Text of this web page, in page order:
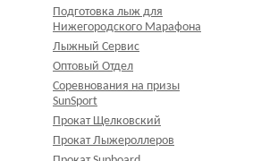
Подготовка лыж для
Нижегородского Марафона
Лыжный Сервис
Оптовый Отдел
Соревнования на призы
SunSport
Прокат Щелковский
Прокат Лыжероллеров